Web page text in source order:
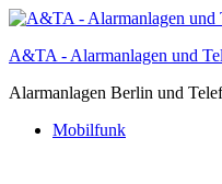
A&TA - Alarmanlagen und
Alarmanlagen Berlin und
Mobilfunk